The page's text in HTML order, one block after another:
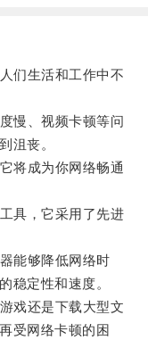
们生活和工作中不
慢、视频卡顿等问
沮丧。
将成为你网络畅通
具，它采用了先进
能够降低网络时
稳定性和速度。
戏还是下载大型文
受网络卡顿的困